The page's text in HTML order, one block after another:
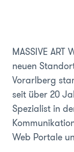
MASSIVE
neuen
Vorarlberg
seit über 20
Spezialist in
Web Portale